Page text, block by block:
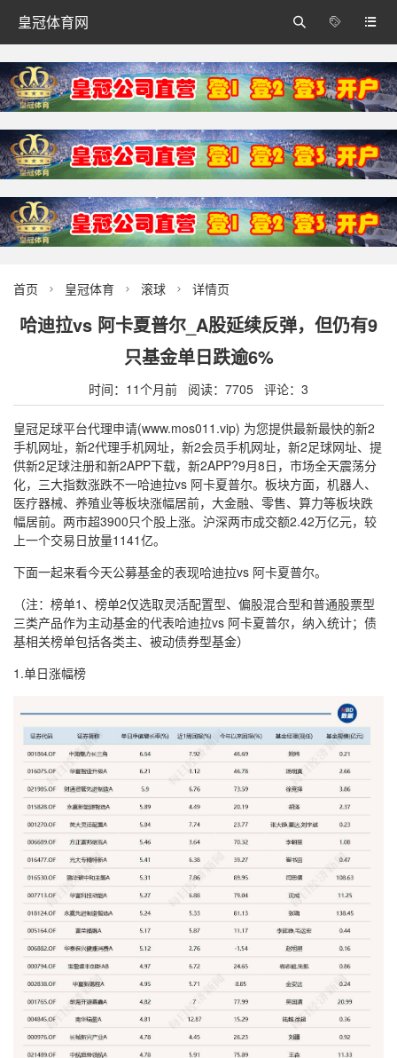
皇冠体育网 


首页  皇冠体育  滚球  详情页
哈迪拉vs 阿卡夏普尔_A股延续反弹，但仍有9
只基金单日跌逾6%
时间：11个月前 阅读：7705 评论：3
皇冠足球平台代理申请(www.mos011.vip) 为您提供最新最快的新2
手机网址，新2代理手机网址，新2会员手机网址，新2足球网址、提
供新2足球注册和新2APP下载，新2APP?9月8日，市场全天震荡分
化，三大指数涨跌不一哈迪拉vs 阿卡夏普尔。板块方面，机器人、
医疗器械、养殖业等板块涨幅居前，大金融、零售、算力等板块跌
幅居前。两市超3900只个股上涨。沪深两市成交额2.42万亿元，较
上一个交易日放量1141亿。
下面一起来看今天公募基金的表现哈迪拉vs 阿卡夏普尔。
（注：榜单1、榜单2仅选取灵活配置型、偏股混合型和普通股票型
三类产品作为主动基金的代表哈迪拉vs 阿卡夏普尔，纳入统计；债
基相关榜单包括各类主、被动债券型基金）
1.单日涨幅榜